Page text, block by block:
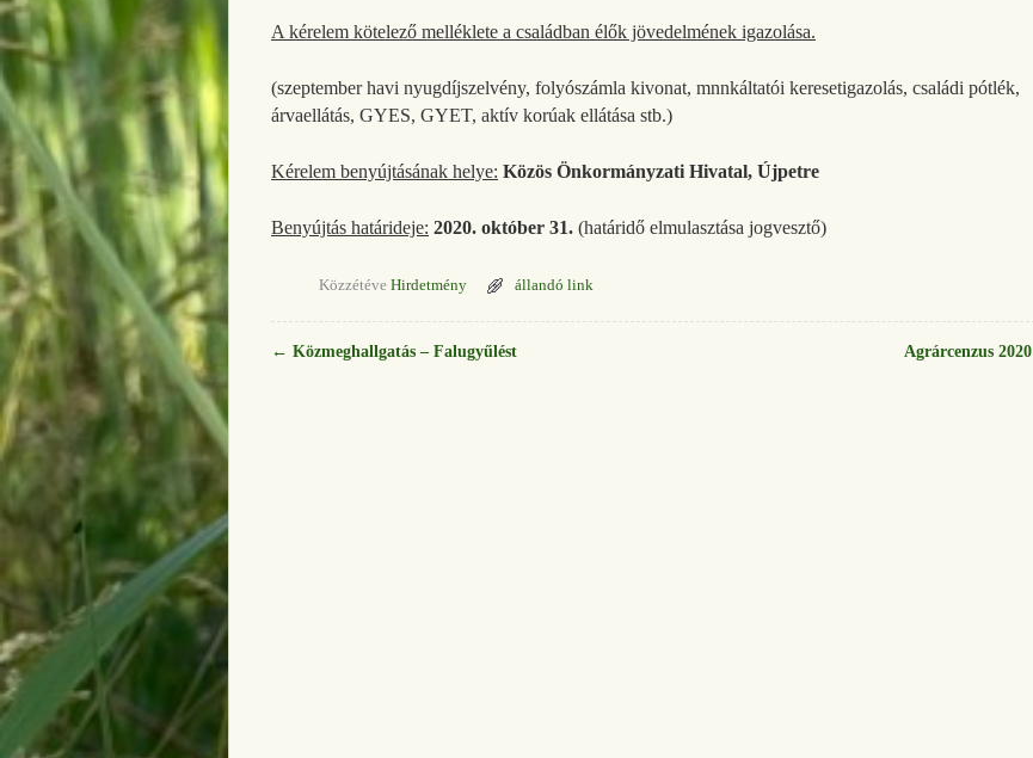
A kérelem kötelező melléklete a családban élők jövedelmének igazolása.
(szeptember havi nyugdíjszelvény, folyószámla kivonat, mnnkáltatói keresetigazolás, családi pótlék,
árvaellátás, GYES, GYET, aktív korúak ellátása stb.)
Kérelem benyújtásának helye: Közös Önkormányzati Hivatal, Újpetre
Benyújtás határideje: 2020. október 31. (határidő elmulasztása jogvesztő)
Közzétéve Hirdetmény állandó link
Bejegyzés navigáció
← Közmeghallgatás – Falugyűlést Agrárcenzus 2020